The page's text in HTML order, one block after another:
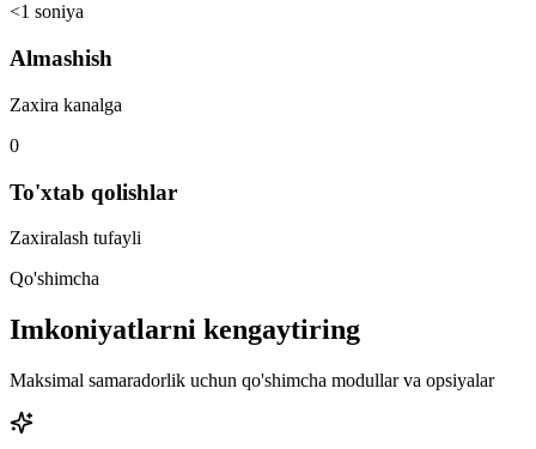
<1 soniya
Almashish
Zaxira kanalga
0
To'xtab qolishlar
Zaxiralash tufayli
Qo'shimcha
Imkoniyatlarni kengaytiring
Maksimal samaradorlik uchun qo'shimcha modullar va opsiyalar